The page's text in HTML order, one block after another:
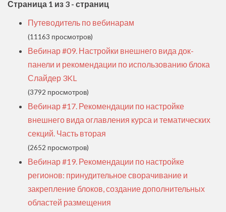
Страница 1 из 3 - страниц
Путеводитель по вебинарам
(11163 просмотров)
Вебинар #09. Настройки внешнего вида док-
панели и рекомендации по использованию блока
Слайдер 3KL
(3792 просмотров)
Вебинар #17. Рекомендации по настройке
внешнего вида оглавления курса и тематических
секций. Часть вторая
(2652 просмотров)
Вебинар #19. Рекомендации по настройке
регионов: принудительное сворачивание и
закрепление блоков, создание дополнительных
областей размещения